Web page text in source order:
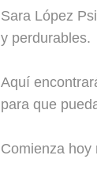
Sara López
y perdurables.
Aquí
para que
Comienza hoy